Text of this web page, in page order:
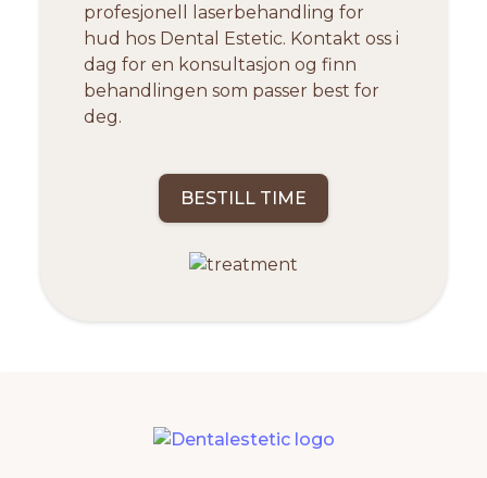
profesjonell laserbehandling for
hud hos Dental Estetic. Kontakt oss i
dag for en konsultasjon og finn
behandlingen som passer best for
deg.
BESTILL TIME